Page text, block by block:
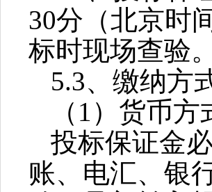
30分（北京时
标时现场查验。
5.3、缴纳方
（ 1 ）货币方
投标保证金
账、电汇、银